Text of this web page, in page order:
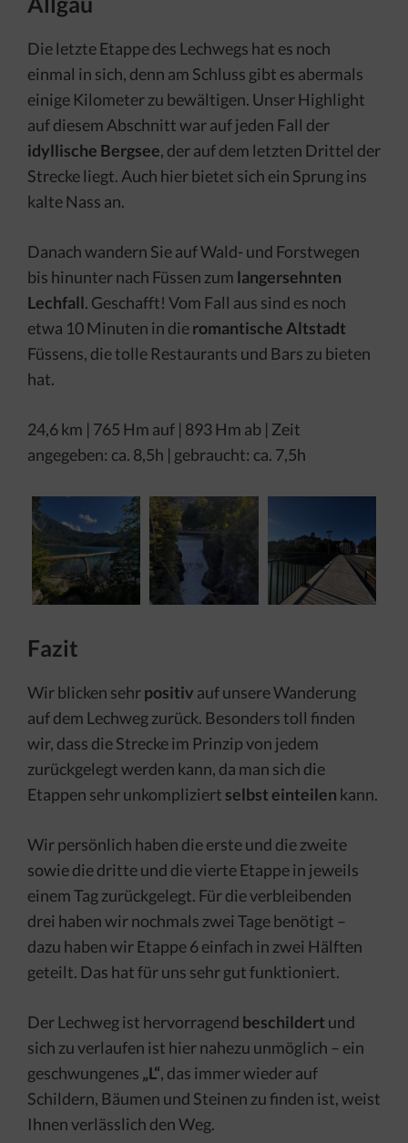
Die letzte Etappe des Lechwegs hat es noch
einmal in sich, denn am Schluss gibt es abermals
einige Kilometer zu bewältigen. Unser Highlight
auf diesem Abschnitt war auf jeden Fall der
idyllische Bergsee, der auf dem letzten Drittel der
Strecke liegt. Auch hier bietet sich ein Sprung ins
kalte Nass an.
Danach wandern Sie auf Wald- und Forstwegen
bis hinunter nach Füssen zum langersehnten
Lechfall. Geschafft! Vom Fall aus sind es noch
etwa 10 Minuten in dieromantische Altstadt
Füssens, die tolle Restaurants und Bars zu bieten
hat.
24,6 km | 765 Hm auf | 893 Hm ab | Zeit
angegeben: ca. 8,5h | gebraucht: ca. 7,5h
Fazit
Wir blicken sehrpositiv auf unsere Wanderung
auf dem Lechweg zurück. Besonders toll finden
wir, dass die Strecke im Prinzip von jedem
zurückgelegt werden kann, da man sich die
Etappen sehr unkompliziert selbst einteilen kann.
Wir persönlich haben die erste und die zweite
sowie die dritte und die vierte Etappe in jeweils
einem Tag zurückgelegt. Für die verbleibenden
drei haben wir nochmals zwei Tage benötigt –
dazu haben wir Etappe 6 einfach in zwei Hälften
geteilt. Das hat für uns sehr gut funktioniert.
Der Lechweg ist hervorragend beschildert und
sich zu verlaufen ist hier nahezu unmöglich – ein
geschwungenes „L“, das immer wieder auf
Schildern, Bäumen und Steinen zu finden ist, weist
Ihnen verlässlich den Weg.